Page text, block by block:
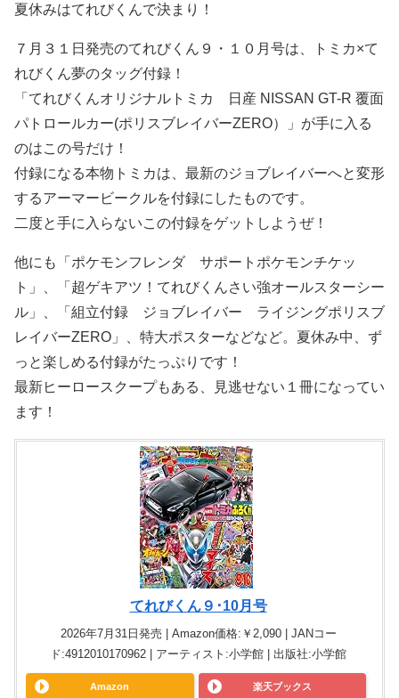
夏休みはてれびくんで決まり！
７月３１日発売のてれびくん９・１０月号は、トミカ×て
れびくん夢のタッグ付録！
「てれびくんオリジナルトミカ 日産 NISSAN GT-R 覆面
パトロールカー(ポリスブレイバーZERO）」が手に入る
のはこの号だけ！
付録になる本物トミカは、最新のジョブレイバーへと変形
するアーマービークルを付録にしたものです。
二度と手に入らないこの付録をゲットしようぜ！
他にも「ポケモンフレンダ サポートポケモンチケッ
ト」、「超ゲキアツ！てれびくんさい強オールスターシー
ル」、「組立付録 ジョブレイバー ライジングポリスブ
レイバーZERO」、特大ポスターなどなど。夏休み中、ず
っと楽しめる付録がたっぷりです！
最新ヒーロースクープもある、見逃せない１冊になってい
ます！
てれびくん９･10月号
2026年7月31日発売 | Amazon価格:￥2,090 | JANコー
ド:4912010170962 | アーティスト:小学館 | 出版社:小学館
Amazon 楽天ブックス